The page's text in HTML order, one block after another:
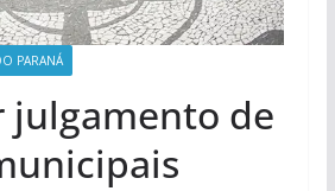
PARANÁ
julgamento de